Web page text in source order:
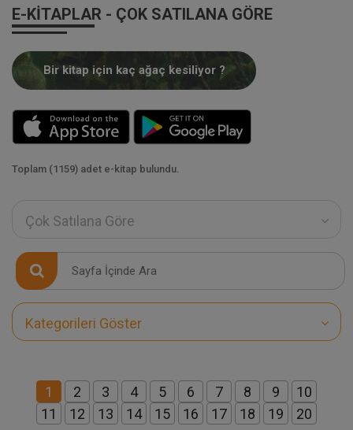
E-KITAPLAR - ÇOK SATILANA GÖRE
Bir kitap için kaç ağaç kesiliyor ?
Toplam (1159) adet e-kitap bulundu.
Çok Satılana Göre
Kategorileri Göster
1 2 3 4 5 6 7 8 9
10
11
12 13 14 15 16 17 18 19 20